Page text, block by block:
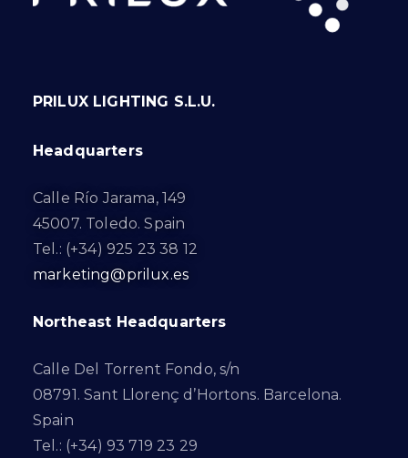
PRILUX LIGHTING S.L.U.
Headquarters
Calle Río Jarama, 149
45007. Toledo. Spain
Tel.: (+34) 925 23 38 12
marketing@prilux.es
Northeast Headquarters
Calle Del Torrent Fondo, s/n
08791. Sant Llorenç d’Hortons. Barcelona.
Spain
Tel.: (+34) 93 719 23 29